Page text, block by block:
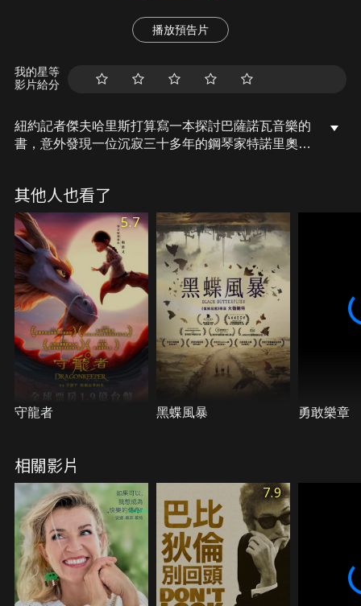
播放預告片
我的星等
影片給分
紐約記者傑夫哈里斯打算寫一本探討巴薩諾瓦音樂的
書，意外發現一位沉寂三十多年的鋼琴家特諾里奧，
般命運和音樂才華吸引了傑夫，他前往各地訪問音樂
家，以及特諾里奧的朋友親人，以確保這位音樂家不
被世人遺忘。
其他人也看了
5.7
守龍者 黑蝶風暴 勇敢樂章
相關影片
7.9